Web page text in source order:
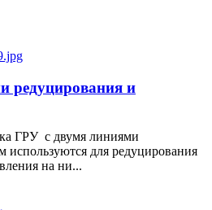
редуцирования и
ГРУ с двумя линиями
используются для редуцирования
на ни...